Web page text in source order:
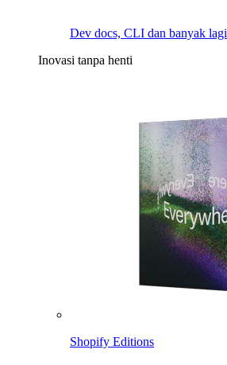
Dev docs, CLI dan banyak lagi
Inovasi tanpa henti
Shopify Editions